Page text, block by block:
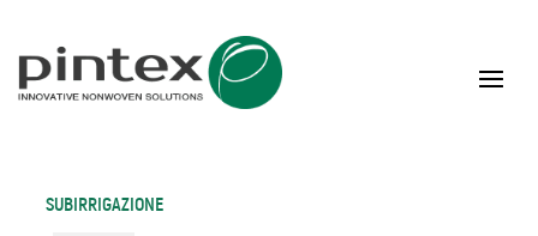
SUBIRRIGAZIONE